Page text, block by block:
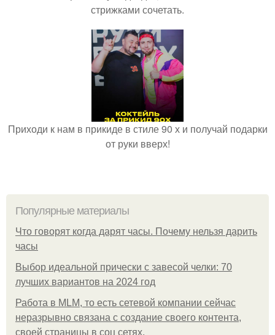
стрижками сочетать.
Приходи к нам в прикиде в стиле 90 х и получай подарки
от руки вверх!
Популярные материалы
Что говорят когда дарят часы. Почему нельзя дарить
часы
Выбор идеальной прически с завесой челки: 70
лучших вариантов на 2024 год
Работа в MLM, то есть сетевой компании сейчас
неразрывно связана с создание своего контента,
своей страницы в соц сетях.